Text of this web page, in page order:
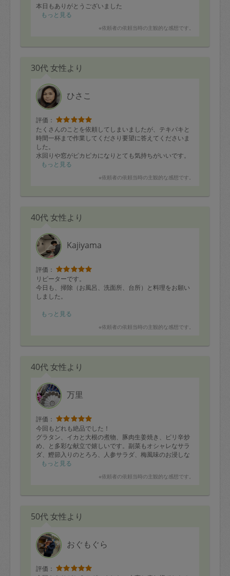
本日もありがとうございました
もっと見る
※依頼者の依頼当時の主観的な感想です。
30代 女性より
ひさこ
評価：
たくさんのことを依頼してしまいましたが、テキパキと
時間一杯まで作業してくださり要望に答えてくださいま
した。
水回りや窓がピカピカになりとても気持ちがいいです。
もっと見る
※依頼者の依頼当時の主観的な感想です。
40代 女性より
Kajiyama
評価：
リピーターです。
今日も、掃除（お風呂、洗面所、台所）と料理をお願い
しました。
予定よりもたくさんの料理を作ってくださり、バランス
もっと見る
※依頼者の依頼当時の主観的な感想です。
40代 女性より
万里
評価：
今回もどれも絶品でした！
グラタン、イカと大根の煮物、豚肉生姜焼き、ピリ辛炒
め、と多彩な献立で嬉しいです。副菜もオシャレなサラ
ダ、鰹節入りのとろろ、人参サラダ、梅風味のお浸しな
どなど、どれも美味しいです。下味付けの肉野菜も嬉し
キッチンもキレイにして頂き、ありがとうございます。
もっと見る
※依頼者の依頼当時の主観的な感想です。
50代 女性より
おぐもぐら
評価：